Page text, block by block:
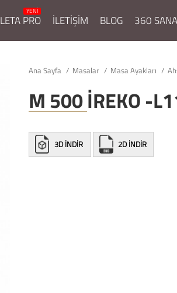
LETA PRO İLETİŞİM BLOG 360
Ana Sayfa Masalar Masa Ayakları
M 500 İREKO -
3D İNDİR 2D İNDİR